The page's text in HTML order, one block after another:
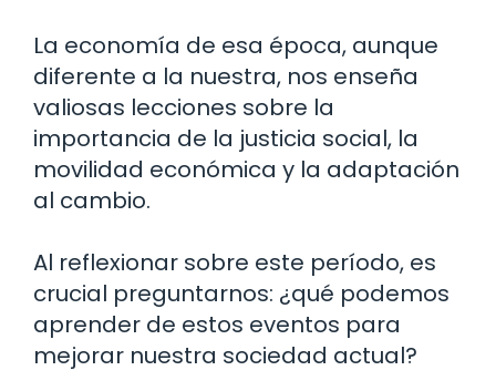
La economía de esa época, aunque
diferente a la nuestra, nos enseña
valiosas lecciones sobre la
importancia de la justicia social, la
movilidad económica y la adaptación
al cambio.
Al reflexionar sobre este período, es
crucial preguntarnos: ¿qué podemos
aprender de estos eventos para
mejorar nuestra sociedad actual?